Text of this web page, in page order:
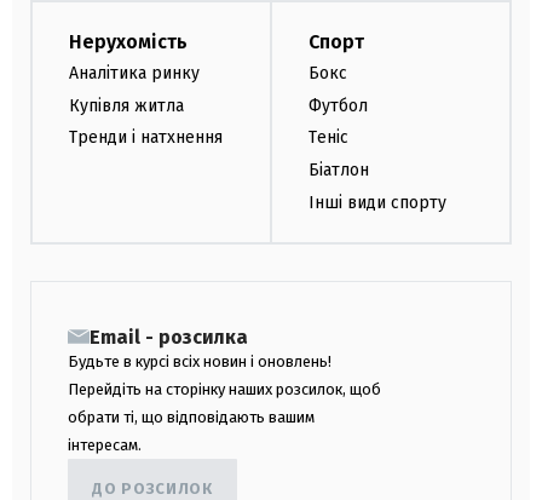
Нерухомість
Аналітика ринку
Купівля житла
Тренди і натхнення
Спорт
Бокс
Футбол
Теніс
Біатлон
Інші види спорту
Email - розсилка
Будьте в курсі всіх новин і оновлень!
Перейдіть на сторінку наших розсилок, щоб
обрати ті, що відповідають вашим
інтересам.
ДО РОЗСИЛОК